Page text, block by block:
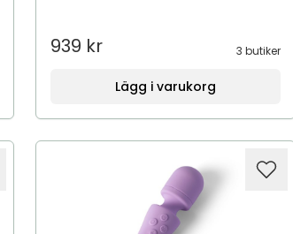
939 kr 3 butiker
Lägg i varukorg